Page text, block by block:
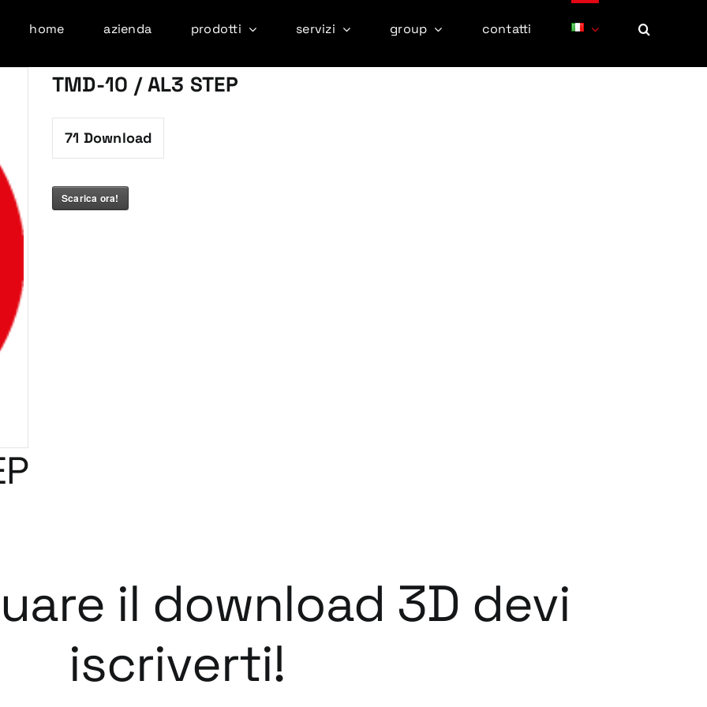
home azienda prodotti servizi group contatti
TMD-10 / AL3 STEP
71 Download
Scarica ora!
il download 3D devi
iscriverti!